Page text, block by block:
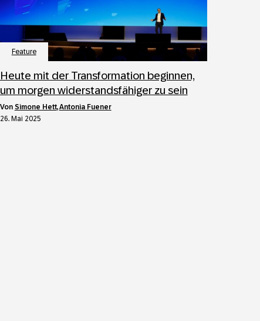
Feature
Heute mit der Transformation beginnen,
um morgen widerstandsfähiger zu sein
von Simone Hett,Antonia Fuener
26. Mai 2025